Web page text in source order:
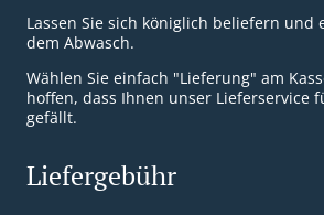
Lassen Sie sich königlich beliefern und
dem Abwasch.
Wählen Sie einfach "Lieferung" am
hoffen, dass Ihnen unser Lieferservice
gefällt.
Liefergebühr